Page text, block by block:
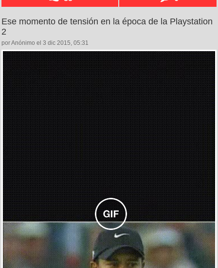
Ese momento de tensión en la época de la Playstation
2
por Anónimo el 3 dic 2015, 05:31